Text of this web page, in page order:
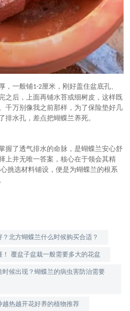
，一般铺1-2厘米，刚好盖住盆底孔、
之后，上面再铺水苔或细树皮，这样既
千万别像我之前那样，为了保险垫好几
排水孔，差点把蝴蝶兰养死。
握了透气排水的命脉，是蝴蝶兰安心舒
上并无唯一答案，核心在于领会其精
挑选材料铺设，便是为蝴蝶兰的根系
北方蝴蝶兰什么时候购买合适？
覆盆子盆栽一般需要多大的花盆
候出现？蝴蝶兰的病虫害防治需要
热越开花好养的植物推荐